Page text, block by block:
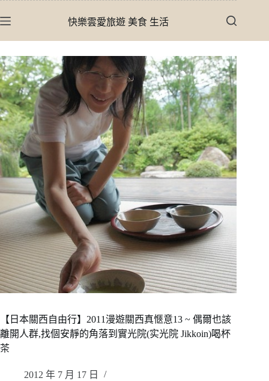
至
內
容
快樂雲愛旅遊 美食 生活
【日本關西自由行】2011漫遊關西真愜意13 ~ 偶爾也該
離開人群,找個安靜的角落到實光院(实光院 Jikkoin)喝杯
茶
2012 年 7 月 17 日